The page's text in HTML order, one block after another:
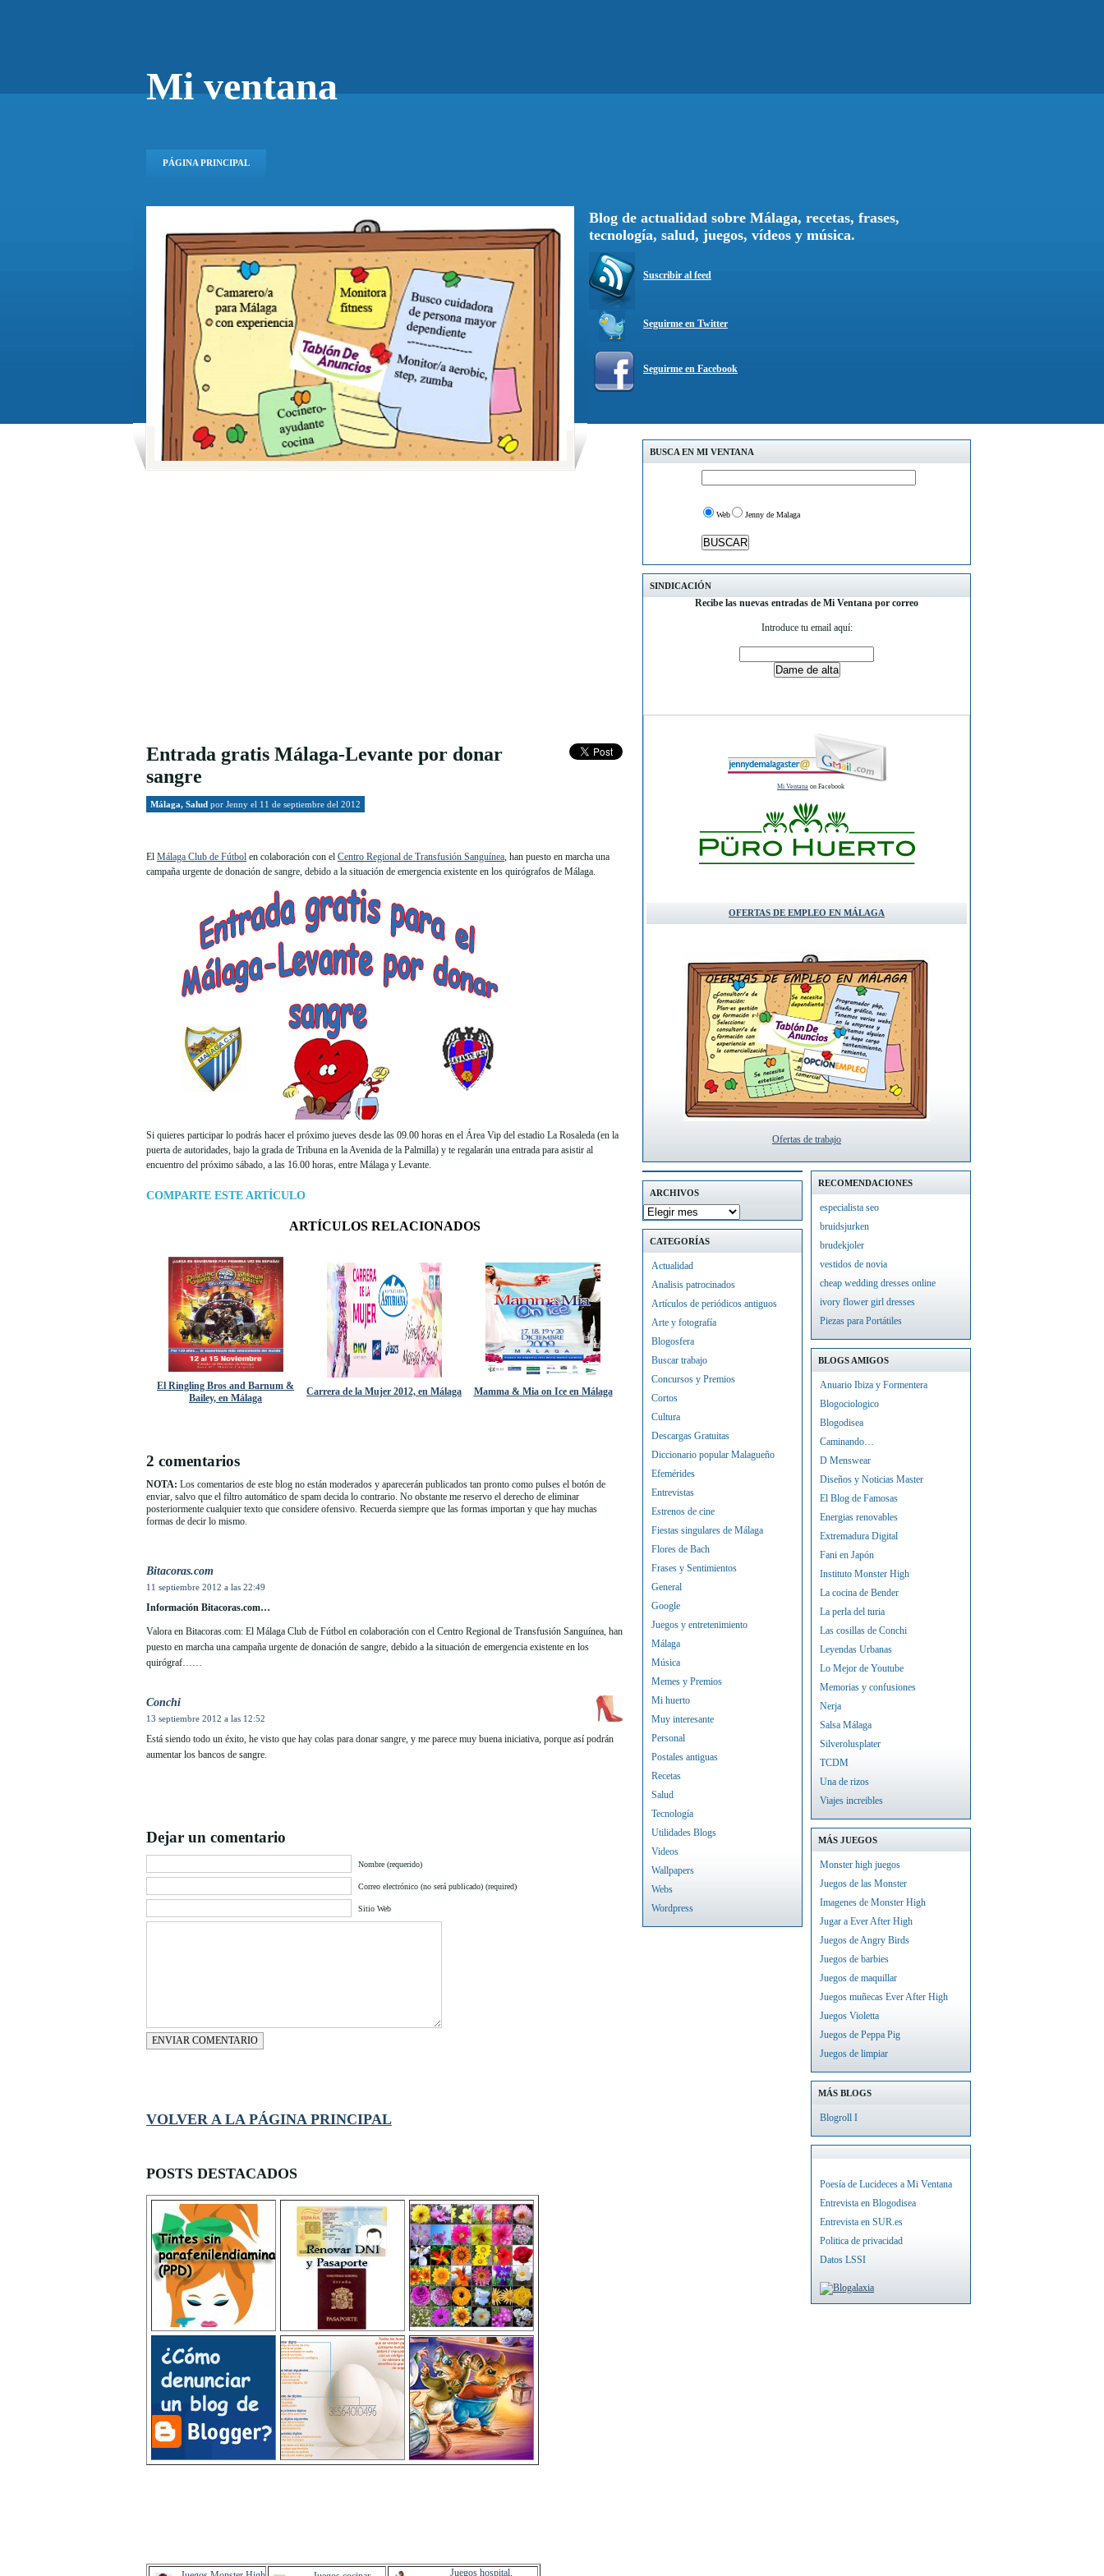
Mi ventana
PÁGINA PRINCIPAL
Blog de actualidad sobre Málaga, recetas, frases,
tecnología, salud, juegos, vídeos y música.
Suscribir al feed
Seguirme en Twitter
Seguirme en Facebook
Entrada gratis Málaga-Levante por donar
sangre
Málaga, Salud por Jenny el 11 de septiembre del 2012
El Málaga Club de Fútbol en colaboración con el Centro Regional de Transfusión Sanguínea, han puesto en marcha una
campaña urgente de donación de sangre, debido a la situación de emergencia existente en los quirógrafos de Málaga.
Si quieres participar lo podrás hacer el próximo jueves desde las 09.00 horas en el Área Vip del estadio La Rosaleda (en la
puerta de autoridades, bajo la grada de Tribuna en la Avenida de la Palmilla) y te regalarán una entrada para asistir al
encuentro del próximo sábado, a las 16.00 horas, entre Málaga y Levante.
COMPARTE ESTE ARTÍCULO
ARTÍCULOS RELACIONADOS
El Ringling Bros and Barnum &
Bailey, en Málaga
Carrera de la Mujer 2012, en Málaga Mamma & Mia on Ice en Málaga
2 comentarios
NOTA: Los comentarios de este blog no están moderados y aparecerán publicados tan pronto como pulses el botón de
enviar, salvo que el filtro automático de spam decida lo contrario. No obstante me reservo el derecho de eliminar
posteriormente cualquier texto que considere ofensivo. Recuerda siempre que las formas importan y que hay muchas
formas de decir lo mismo.
Bitacoras.com
11 septiembre 2012 a las 22:49
Información Bitacoras.com…
Valora en Bitacoras.com: El Málaga Club de Fútbol en colaboración con el Centro Regional de Transfusión Sanguínea, han
puesto en marcha una campaña urgente de donación de sangre, debido a la situación de emergencia existente en los
quirógraf……
Conchi
13 septiembre 2012 a las 12:52
Está siendo todo un éxito, he visto que hay colas para donar sangre, y me parece muy buena iniciativa, porque así podrán
aumentar los bancos de sangre.
Dejar un comentario
Nombre (requerido)
Correo electrónico (no será publicado) (required)
Sitio Web
ENVIAR COMENTARIO
VOLVER A LA PÁGINA PRINCIPAL
POSTS DESTACADOS
Juegos hospital.
BUSCA EN MI VENTANA
Web Jenny de Malaga
SINDICACIÓN
Recibe las nuevas entradas de Mi Ventana por correo
Introduce tu email aquí:
Mi Ventana on Facebook
OFERTAS DE EMPLEO EN MÁLAGA
Ofertas de trabajo
ARCHIVOS
CATEGORÍAS
Actualidad
Analisis patrocinados
Artículos de periódicos antiguos
Arte y fotografía
Blogosfera
Buscar trabajo
Concursos y Premios
Cortos
Cultura
Descargas Gratuitas
Diccionario popular Malagueño
Efemérides
Entrevistas
Estrenos de cine
Fiestas singulares de Málaga
Flores de Bach
Frases y Sentimientos
General
Google
Juegos y entretenimiento
Málaga
Música
Memes y Premios
Mi huerto
Muy interesante
Personal
Postales antiguas
Recetas
Salud
Tecnología
Utilidades Blogs
Videos
Wallpapers
Webs
Wordpress
RECOMENDACIONES
especialista seo
bruidsjurken
brudekjoler
vestidos de novia
cheap wedding dresses online
ivory flower girl dresses
Piezas para Portátiles
BLOGS AMIGOS
Anuario Ibiza y Formentera
Blogociologico
Blogodisea
Caminando…
D Menswear
Diseños y Noticias Master
El Blog de Famosas
Energias renovables
Extremadura Digital
Fani en Japón
Instituto Monster High
La cocina de Bender
La perla del turia
Las cosillas de Conchi
Leyendas Urbanas
Lo Mejor de Youtube
Memorias y confusiones
Nerja
Salsa Málaga
Silverolusplater
TCDM
Una de rizos
Viajes increibles
MÁS JUEGOS
Monster high juegos
Juegos de las Monster
Imagenes de Monster High
Jugar a Ever After High
Juegos de Angry Birds
Juegos de barbies
Juegos de maquillar
Juegos muñecas Ever After High
Juegos Violetta
Juegos de Peppa Pig
Juegos de limpiar
MÁS BLOGS
Blogroll I
Poesía de Lucideces a Mi Ventana
Entrevista en Blogodisea
Entrevista en SUR.es
Politica de privacidad
Datos LSSI